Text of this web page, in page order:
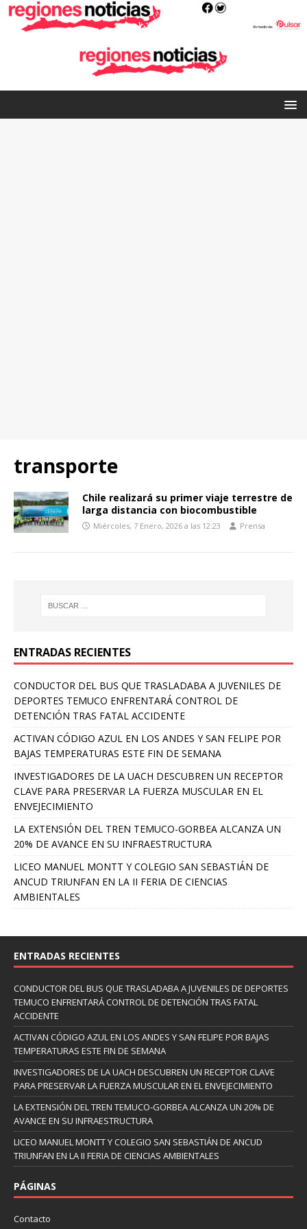
transporte
Chile realizará su primer viaje terrestre de
larga distancia con biocombustible
Miércoles, 7 Enero, 2026 a las 12:23 Prensa
ENTRADAS RECIENTES
CONDUCTOR DEL BUS QUE TRASLADABA A JUVENILES DE
DEPORTES TEMUCO ENFRENTARÁ CONTROL DE
DETENCIÓN TRAS FATAL ACCIDENTE
ACTIVAN CÓDIGO AZUL EN LOS ANDES Y SAN FELIPE POR
BAJAS TEMPERATURAS ESTE FIN DE SEMANA
INVESTIGADORES DE LA UACH DESCUBREN UN RECEPTOR
CLAVE PARA PRESERVAR LA FUERZA MUSCULAR EN EL
ENVEJECIMIENTO
LA EXTENSIÓN DEL TREN TEMUCO-GORBEA ALCANZA UN
20% DE AVANCE EN SU INFRAESTRUCTURA
LICEO MANUEL MONTT Y COLEGIO SAN SEBASTIÁN DE
ANCUD TRIUNFAN EN LA II FERIA DE CIENCIAS
AMBIENTALES
ENTRADAS RECIENTES
CONDUCTOR DEL BUS QUE TRASLADABA A JUVENILES DE DEPORTES
TEMUCO ENFRENTARÁ CONTROL DE DETENCIÓN TRAS FATAL
ACCIDENTE
ACTIVAN CÓDIGO AZUL EN LOS ANDES Y SAN FELIPE POR BAJAS
TEMPERATURAS ESTE FIN DE SEMANA
INVESTIGADORES DE LA UACH DESCUBREN UN RECEPTOR CLAVE
PARA PRESERVAR LA FUERZA MUSCULAR EN EL ENVEJECIMIENTO
LA EXTENSIÓN DEL TREN TEMUCO-GORBEA ALCANZA UN 20% DE
AVANCE EN SU INFRAESTRUCTURA
LICEO MANUEL MONTT Y COLEGIO SAN SEBASTIÁN DE ANCUD
TRIUNFAN EN LA II FERIA DE CIENCIAS AMBIENTALES
PÁGINAS
Contacto